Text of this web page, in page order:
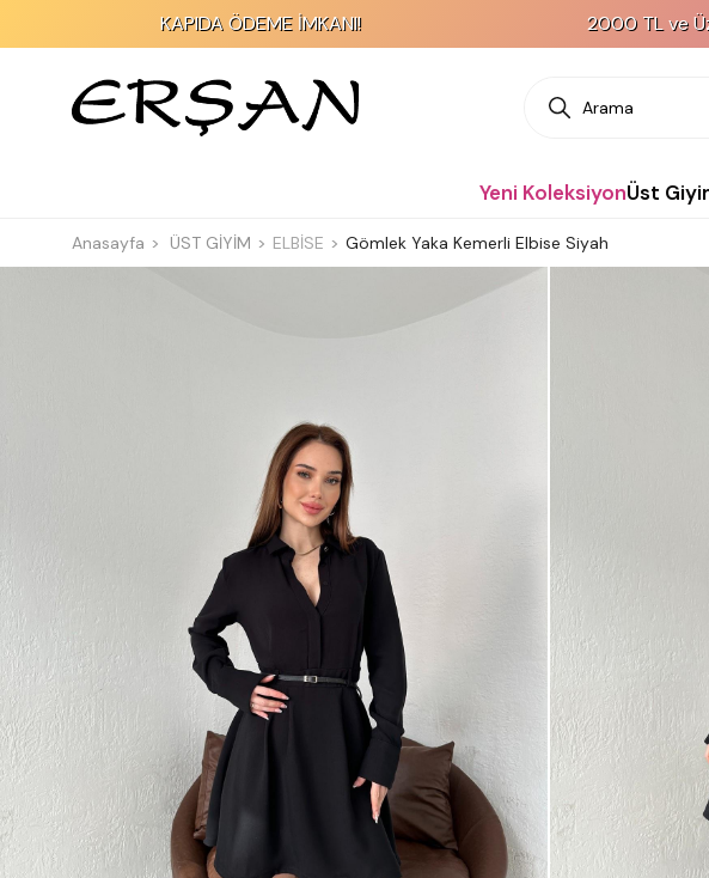
KAPIDA ÖDEME İMKANI! 2000 TL ve
Yeni KoleksiyonÜst
Anasayfa ÜST GİYİM ELBİSE Gömlek Yaka Kemerli Elbise Siyah